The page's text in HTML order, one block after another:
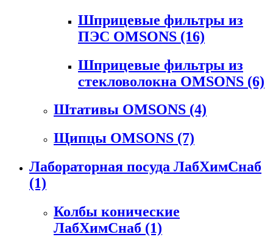
Шприцевые фильтры из
ПЭС OMSONS (16)
Шприцевые фильтры из
стекловолокна OMSONS (6)
Штативы OMSONS (4)
Щипцы OMSONS (7)
Лабораторная посуда ЛабХимСнаб
(1)
Колбы конические
ЛабХимСнаб (1)